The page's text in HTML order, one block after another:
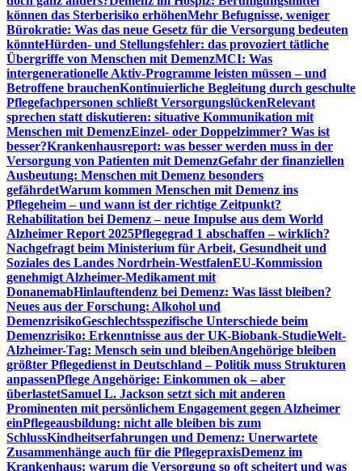
können das Sterberisiko erhöhenMehr Befugnisse, weniger
Bürokratie: Was das neue Gesetz für die Versorgung bedeuten
könnteHürden- und Stellungsfehler: das provoziert tätliche
Übergriffe von Menschen mit DemenzMCI: Was
intergenerationelle Aktiv-Programme leisten müssen – und
Betroffene brauchenKontinuierliche Begleitung durch geschulte
Pflegefachpersonen schließt VersorgungslückenRelevant
sprechen statt diskutieren: situative Kommunikation mit
Menschen mit DemenzEinzel- oder Doppelzimmer? Was ist
besser?Krankenhausreport: was besser werden muss in der
Versorgung von Patienten mit DemenzGefahr der finanziellen
Ausbeutung: Menschen mit Demenz besonders
gefährdetWarum kommen Menschen mit Demenz ins
Pflegeheim – und wann ist der richtige Zeitpunkt?
Rehabilitation bei Demenz – neue Impulse aus dem World
Alzheimer Report 2025Pflegegrad 1 abschaffen – wirklich?
Nachgefragt beim Ministerium für Arbeit, Gesundheit und
Soziales des Landes Nordrhein-WestfalenEU-Kommission
genehmigt Alzheimer-Medikament mit
DonanemabHinlauftendenz bei Demenz: Was lässt bleiben?
Neues aus der Forschung: Alkohol und
DemenzrisikoGeschlechtsspezifische Unterschiede beim
Demenzrisiko: Erkenntnisse aus der UK-Biobank-StudieWelt-
Alzheimer-Tag: Mensch sein und bleibenAngehörige bleiben
größter Pflegedienst in Deutschland – Politik muss Strukturen
anpassenPflege Angehörige: Einkommen ok – aber
überlastetSamuel L. Jackson setzt sich mit anderen
Prominenten mit persönlichem Engagement gegen Alzheimer
einPflegeausbildung: nicht alle bleiben bis zum
SchlussKindheitserfahrungen und Demenz: Unerwartete
Zusammenhänge auch für die PflegepraxisDemenz im
Krankenhaus: warum die Versorgung so oft scheitert und was